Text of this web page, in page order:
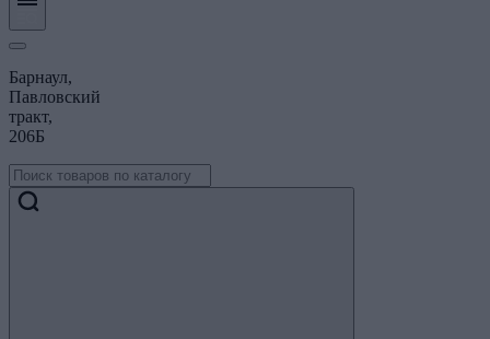
Барнаул,
Павловский
тракт,
206Б